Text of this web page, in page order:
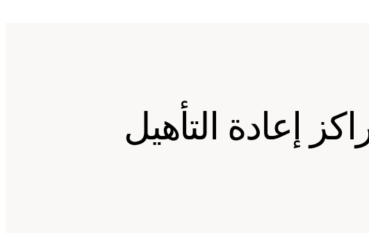
إعادة التأهيل